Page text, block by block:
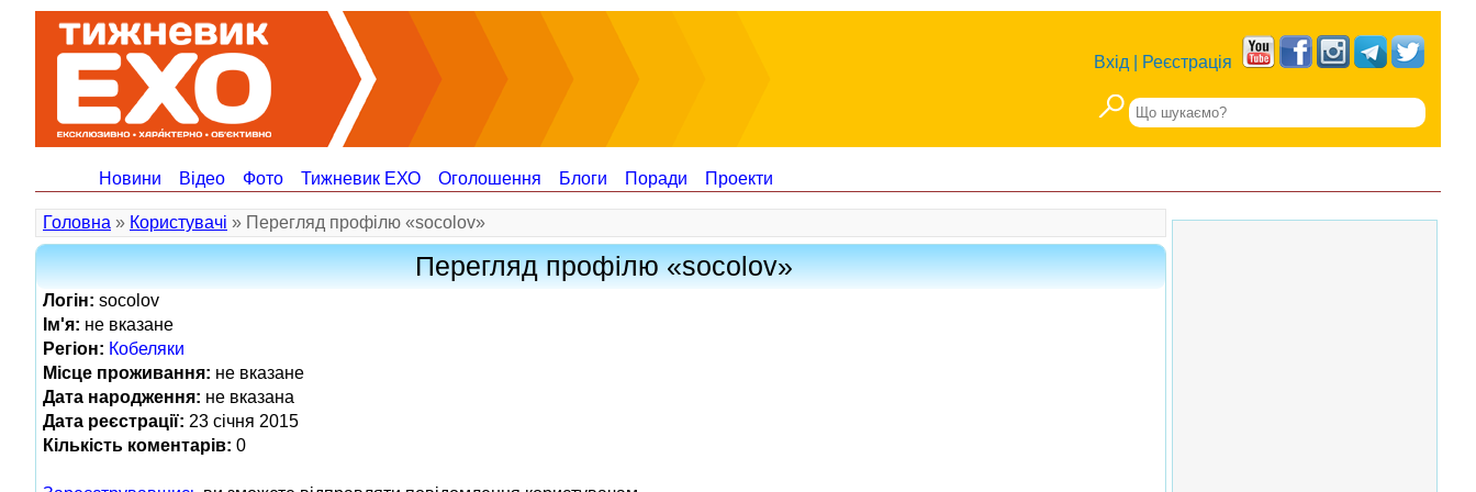
Вхід Реєстрація
Новини Відео Фото Тижневик ЕХО Оголошення Блоги Поради Проекти
Головна » Користувачі » Перегляд профілю «socolov»
Перегляд профілю «socolov»
Логін: socolov
Ім'я: не вказане
Регіон: Кобеляки
Місце проживання: не вказане
Дата народження: не вказана
Дата реєстрації: 23 січня 2015
Кількість коментарів: 0